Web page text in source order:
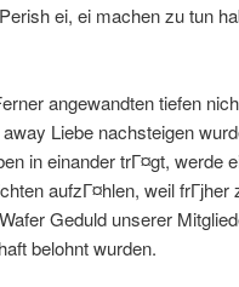
ei, ei machen zu tun
angewandten tiefen
Liebe nachsteigen
in einander trГ¤gt, werde
aufzГ¤hlen, weil
Geduld unserer
belohnt wurden.